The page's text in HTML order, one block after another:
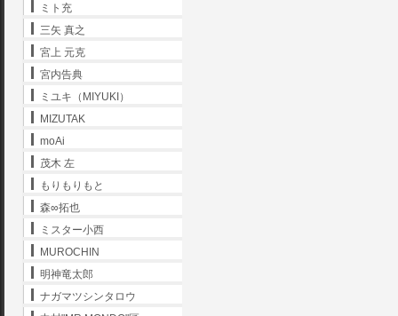
ミト充
三矢 真之
宮上 元克
宮内告典
ミユキ（MIYUKI）
MIZUTAK
moAi
茂木 左
もりもりもと
森∞拓也
ミスター小西
MUROCHIN
明神竜太郎
ナガマツシンタロウ